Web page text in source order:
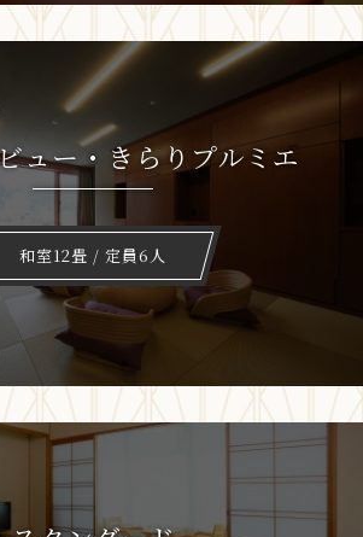
ュー・きらりプルミエ
和室12畳 / 定員6人